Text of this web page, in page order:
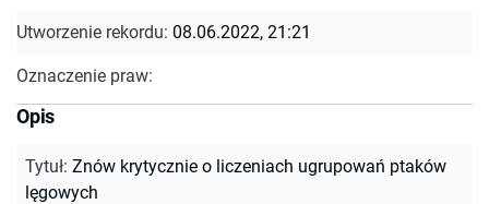
Utworzenie rekordu: 08.06.2022, 21:21
Oznaczenie praw:
Opis
Tytuł: Znów krytycznie o liczeniach ugrupowań ptaków
lęgowych